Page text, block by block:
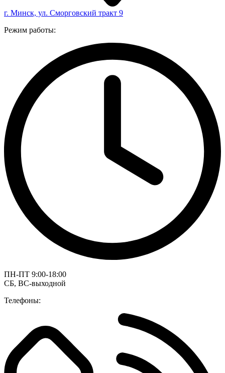
г. Минск, ул. Сморговский тракт 9
Режим работы:
ПН-ПТ 9:00-18:00
СБ, ВС-выходной
Телефоны: